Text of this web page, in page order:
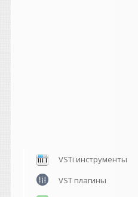
VSTi инструменты
VST плагины